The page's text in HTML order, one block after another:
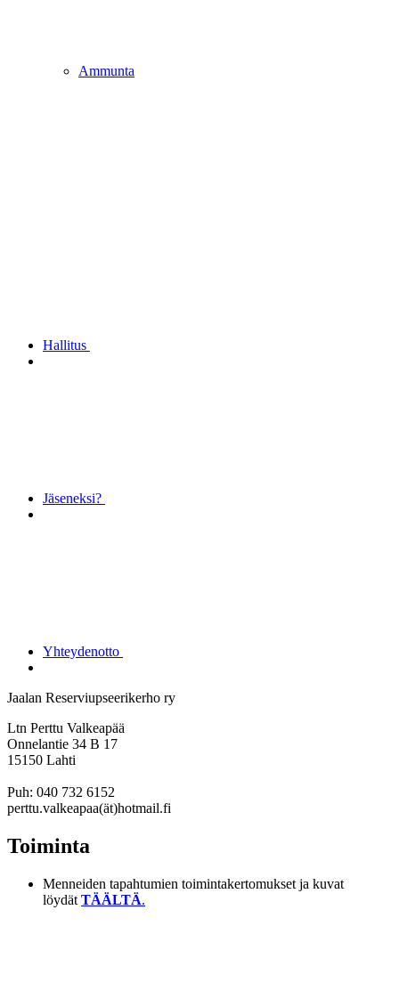
Ammunta
Hallitus
Jäseneksi?
Yhteydenotto
Jaalan Reserviupseerikerho ry
Ltn Perttu Valkeapää
Onnelantie 34 B 17
15150 Lahti
Puh: 040 732 6152
perttu.valkeapaa(ät)hotmail.fi
Toiminta
Menneiden tapahtumien toimintakertomukset ja kuvat
löydät TÄÄLTÄ.